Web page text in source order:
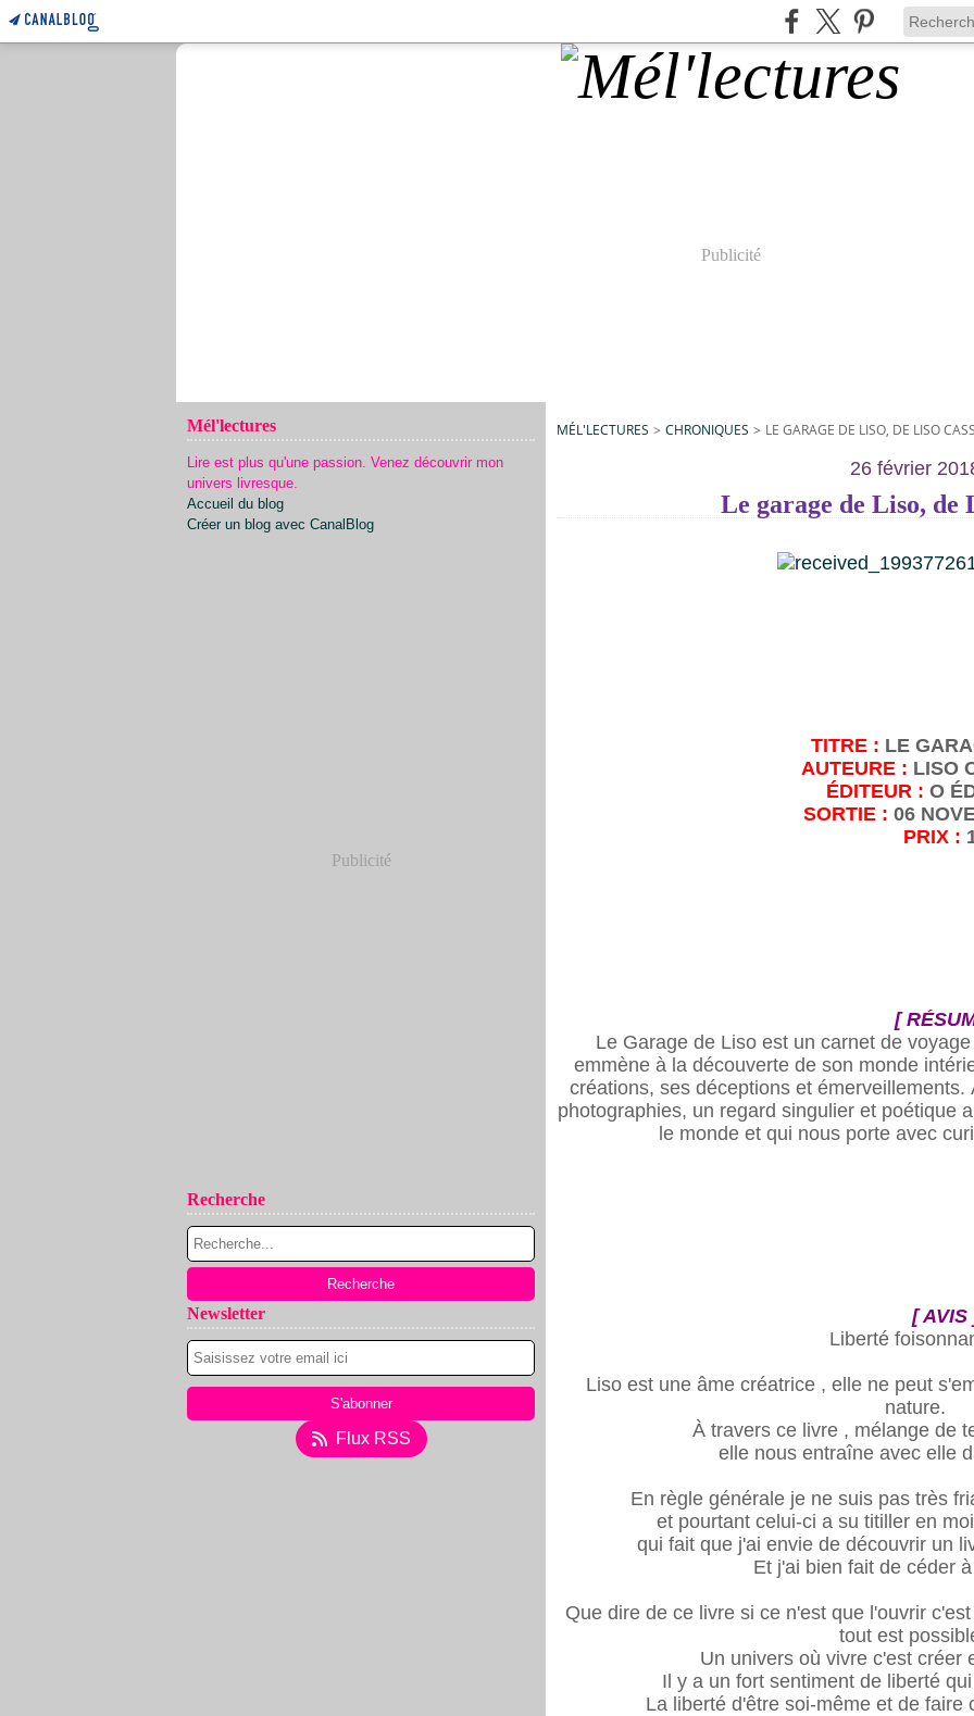
Publicité
Mél'lectures
Lire est plus qu'une passion. Venez découvrir mon
univers livresque.
Accueil du blog
Créer un blog avec CanalBlog
Publicité
Recherche
Newsletter
Flux RSS
MÉL'LECTURES > CHRONIQUES > LE GARAGE DE LISO, DE LISO
26 février
Le garage de Liso, de
TITRE : LE
AUTEURE : LISO
ÉDITEUR : O
SORTIE : 06
PRIX :
[
Le Garage de Liso est un carnet de
emmène à la découverte de son monde
créations, ses déceptions et
photographies, un regard singulier et poétique
le monde et qui nous porte avec
[ AVIS
Liberté
Liso est une âme créatrice , elle ne peut
nature.
À travers ce livre , mélange de
elle nous entraîne avec elle
En règle générale je ne suis pas très
et pourtant celui-ci a su titiller en
qui fait que j'ai envie de découvrir un
Et j'ai bien fait de céder
Que dire de ce livre si ce n'est que l'ouvrir
tout est
Un univers où vivre c'est créer
Il y a un fort sentiment de liberté
La liberté d'être soi-même et de faire